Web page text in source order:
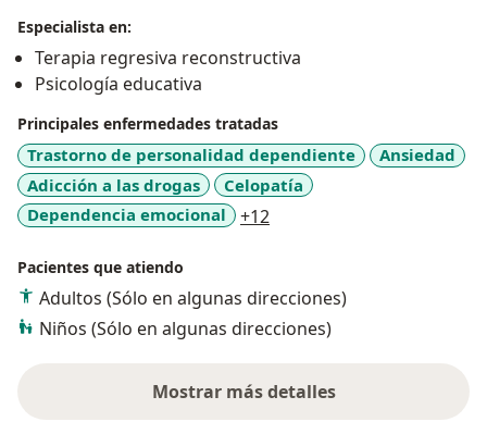
que es una tecnica que busca el origen del trauma y de
esta manera se crean nuevos patrones de vivencia
para que el sujeto sea feliz por su propia decision.
Especialista en:
Terapia regresiva reconstructiva
Psicología educativa
Principales enfermedades tratadas
Trastorno de personalidad dependiente
Ansiedad
Adicción a las drogas
Celopatía
Dependencia emocional
+12
Pacientes que atiendo
Adultos (Sólo en algunas direcciones)
Niños (Sólo en algunas direcciones)
Mostrar más detalles
sobre la experiencia